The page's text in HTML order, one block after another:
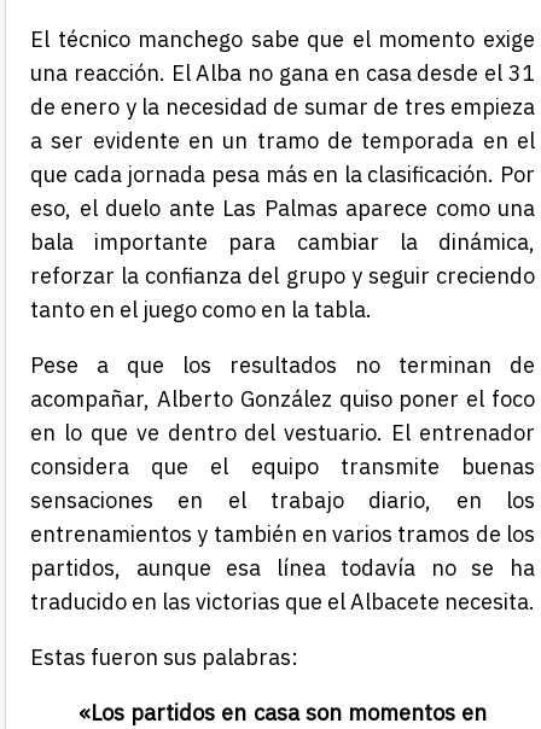
El técnico manchego sabe que el momento exige
una reacción. El Alba no gana en casa desde el 31
de enero y la necesidad de sumar de tres empieza
a ser evidente en un tramo de temporada en el
que cada jornada pesa más en la clasificación. Por
eso, el duelo ante Las Palmas aparece como una
bala importante para cambiar la dinámica,
reforzar la confianza del grupo y seguir creciendo
tanto en el juego como en la tabla.
Pese a que los resultados no terminan de
acompañar, Alberto González quiso poner el foco
en lo que ve dentro del vestuario. El entrenador
considera que el equipo transmite buenas
sensaciones en el trabajo diario, en los
entrenamientos y también en varios tramos de los
partidos, aunque esa línea todavía no se ha
traducido en las victorias que el Albacete necesita.
Estas fueron sus palabras:
«Los partidos en casa son momentos en